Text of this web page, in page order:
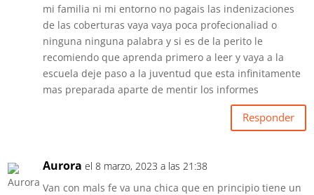
mi familia ni mi entorno no pagais las indenizaciones
de las coberturas vaya vaya poca profecionaliad o
ninguna ninguna palabra y si es de la perito le
recomiendo que aprenda primero a leer y vaya a la
escuela deje paso a la juventud que esta infinitamente
mas preparada aparte de mentir los informes
Responder
Aurora el 8 marzo, 2023 a las 21:38
Van con mals fe va una chica que en principio tiene un